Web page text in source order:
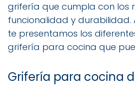
grifería que cumpla con los
funcionalidad y durabilidad.
te presentamos los
grifería para cocina que
Grifería para cocina